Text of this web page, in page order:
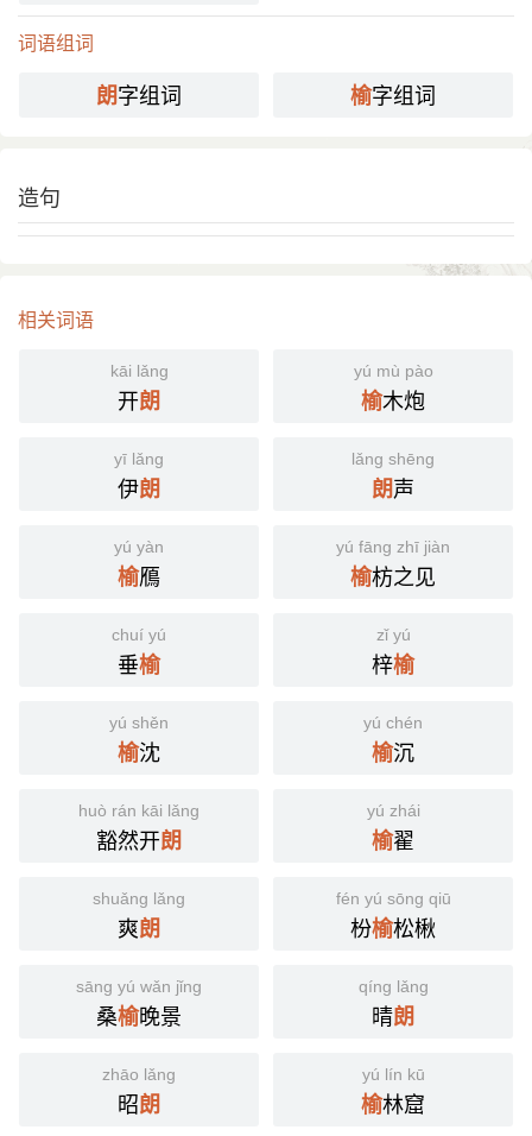
词语组词
朗字组词 榆字组词
造句
相关词语
kāi lǎng
开朗
yú mù pào
榆木炮
yī lǎng
伊朗
lǎng shēng
朗声
yú yàn
榆鴈
yú fāng zhī jiàn
榆枋之见
chuí yú
垂榆
zǐ yú
梓榆
yú shěn
榆沈
yú chén
榆沉
huò rán kāi lǎng
豁然开朗
yú zhái
榆翟
shuǎng lǎng
爽朗
fén yú sōng qiū
枌榆松楸
sāng yú wǎn jǐng
桑榆晚景
qíng lǎng
晴朗
zhāo lǎng
昭朗
yú lín kū
榆林窟